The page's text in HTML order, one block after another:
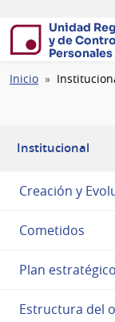
Unidad
y de
Personales
Ruta
Inicio
Institucional
Creación y
Cometidos
Plan estratégico
Estructura del